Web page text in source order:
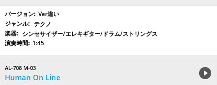
Ver違い
テクノ
シンセサイザー/エレキギター/ドラム/ストリングス
1:45
AL-708 M-03
Human On Line